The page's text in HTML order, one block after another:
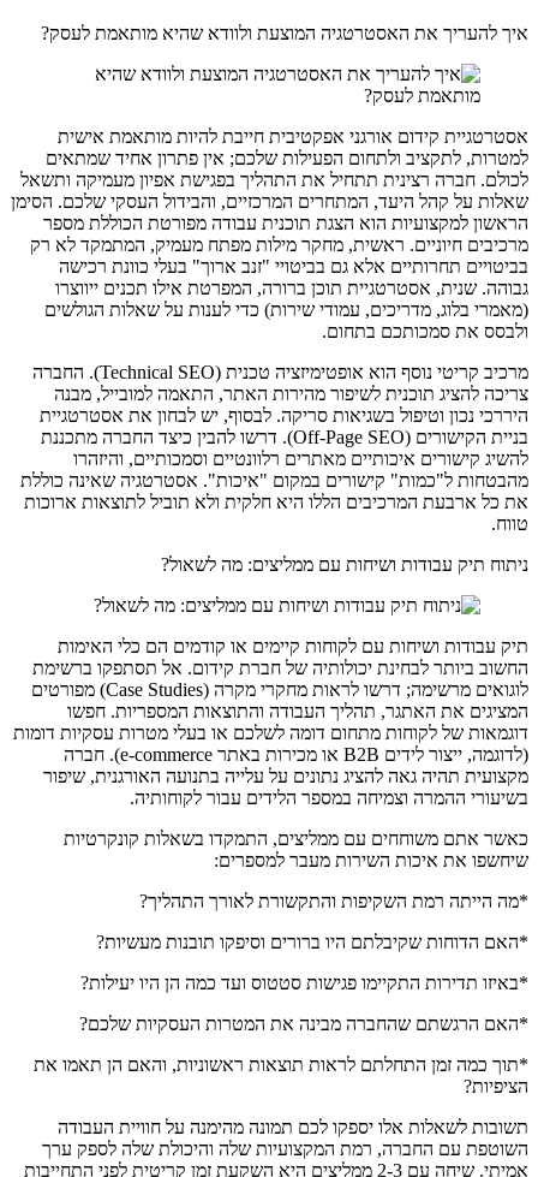
איך להעריך את האסטרטגיה המוצעת ולוודא שהיא מותאמת לעסק?
אסטרטגיית קידום אורגני אפקטיבית חייבת להיות מותאמת אישית
למטרות, לתקציב ולתחום הפעילות שלכם; אין פתרון אחיד שמתאים
לכולם. חברה רצינית תתחיל את התהליך בפגישת אפיון מעמיקה ותשאל
שאלות על קהל היעד, המתחרים המרכזיים, והבידול העסקי שלכם. הסימן
הראשון למקצועיות הוא הצגת תוכנית עבודה מפורטת הכוללת מספר
מרכיבים חיוניים. ראשית, מחקר מילות מפתח מעמיק, המתמקד לא רק
בביטויים תחרותיים אלא גם בביטויי "זנב ארוך" בעלי כוונת רכישה
גבוהה. שנית, אסטרטגיית תוכן ברורה, המפרטת אילו תכנים ייווצרו
(מאמרי בלוג, מדריכים, עמודי שירות) כדי לענות על שאלות הגולשים
ולבסס את סמכותכם בתחום.
מרכיב קריטי נוסף הוא אופטימיזציה טכנית (Technical SEO). החברה
צריכה להציג תוכנית לשיפור מהירות האתר, התאמה למובייל, מבנה
היררכי נכון וטיפול בשגיאות סריקה. לבסוף, יש לבחון את אסטרטגיית
בניית הקישורים (Off-Page SEO). דרשו להבין כיצד החברה מתכננת
להשיג קישורים איכותיים מאתרים רלוונטיים וסמכותיים, והיזהרו
מהבטחות ל"כמות" קישורים במקום "איכות". אסטרטגיה שאינה כוללת
את כל ארבעת המרכיבים הללו היא חלקית ולא תוביל לתוצאות ארוכות
טווח.
ניתוח תיק עבודות ושיחות עם ממליצים: מה לשאול?
תיק עבודות ושיחות עם לקוחות קיימים או קודמים הם כלי האימות
החשוב ביותר לבחינת יכולותיה של חברת קידום. אל תסתפקו ברשימת
לוגואים מרשימה; דרשו לראות מחקרי מקרה (Case Studies) מפורטים
המציגים את האתגר, תהליך העבודה והתוצאות המספריות. חפשו
דוגמאות של לקוחות מתחום דומה לשלכם או בעלי מטרות עסקיות דומות
(לדוגמה, ייצור לידים B2B או מכירות באתר e-commerce). חברה
מקצועית תהיה גאה להציג נתונים על עלייה בתנועה האורגנית, שיפור
בשיעורי ההמרה וצמיחה במספר הלידים עבור לקוחותיה.
כאשר אתם משוחחים עם ממליצים, התמקדו בשאלות קונקרטיות
שיחשפו את איכות השירות מעבר למספרים:
*מה הייתה רמת השקיפות והתקשורת לאורך התהליך?
*האם הדוחות שקיבלתם היו ברורים וסיפקו תובנות מעשיות?
*באיזו תדירות התקיימו פגישות סטטוס ועד כמה הן היו יעילות?
*האם הרגשתם שהחברה מבינה את המטרות העסקיות שלכם?
*תוך כמה זמן התחלתם לראות תוצאות ראשוניות, והאם הן תאמו את
הציפיות?
תשובות לשאלות אלו יספקו לכם תמונה מהימנה על חוויית העבודה
השוטפת עם החברה, רמת המקצועיות שלה והיכולת שלה לספק ערך
אמיתי. שיחה עם 2-3 ממליצים היא השקעת זמן קריטית לפני התחייבות